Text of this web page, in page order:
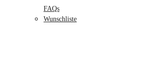
FAQs
Wunschliste